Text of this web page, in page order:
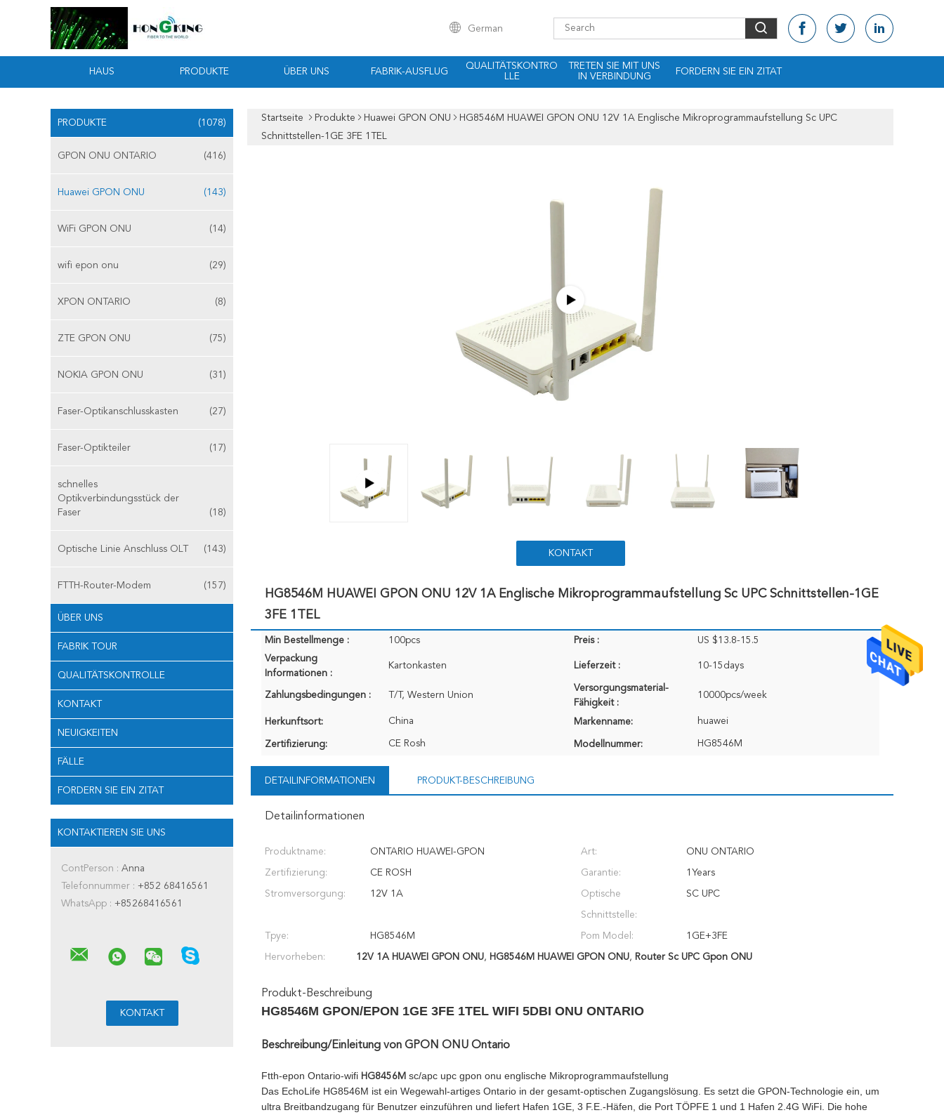
German
HAUS PRODUKTE ÜBER UNS FABRIK-AUSFLUG
QUALITÄTSKONTRO
LLE
TRETEN SIE MIT UNS
IN VERBINDUNG
FORDERN SIE EIN ZITAT
PRODUKTE (1078)
GPON ONU ONTARIO (416)
Huawei GPON ONU (143)
WiFi GPON ONU (14)
wifi epon onu (29)
XPON ONTARIO (8)
ZTE GPON ONU (75)
NOKIA GPON ONU (31)
Faser-Optikanschlusskasten (27)
Faser-Optikteiler (17)
schnelles
Optikverbindungsstück der
Faser
(18)
Optische Linie Anschluss OLT (143)
FTTH-Router-Modem (157)
ÜBER UNS
FABRIK TOUR
QUALITÄTSKONTROLLE
KONTAKT
NEUIGKEITEN
FÄLLE
FORDERN SIE EIN ZITAT
KONTAKTIEREN SIE UNS
ContPerson : Anna
Telefonnummer : +852 68416561
WhatsApp : +85268416561
Startseite Produkte Huawei GPON ONU
HG8546M HUAWEI GPON ONU 12V 1A Englische Mikroprogrammaufstellung Sc UPC
Schnittstellen-1GE 3FE 1TEL
KONTAKT
HG8546M HUAWEI GPON ONU 12V 1A Englische Mikroprogrammaufstellung Sc UPC Schnittstellen-1GE
3FE 1TEL
Min Bestellmenge : 100pcs Preis :
US $13.8-15.5
Verpackung
Informationen :
Kartonkasten Lieferzeit : 10-15days
Zahlungsbedingungen : T/T, Western Union
Versorgungsmaterial-
Fähigkeit :
10000pcs/week
Herkunftsort: China Markenname: huawei
Zertifizierung: CE Rosh Modellnummer: HG8546M
DETAILINFORMATIONEN PRODUKT-BESCHREIBUNG
Detailinformationen
Produktname: ONTARIO HUAWEI-GPON Art: ONU ONTARIO
Zertifizierung: CE ROSH Garantie: 1Years
Stromversorgung: 12V 1A Optische
Schnittstelle:
SC UPC
Tpye: HG8546M Pom Model: 1GE+3FE
Hervorheben: 12V 1A HUAWEI GPON ONU, HG8546M HUAWEI GPON ONU, Router Sc UPC Gpon ONU
Produkt-Beschreibung
HG8546M GPON/EPON 1GE 3FE 1TEL WIFI 5DBI ONU ONTARIO
Beschreibung/Einleitung von GPON ONU Ontario
Ftth-epon Ontario-wifi HG8456M sc/apc upc gpon onu englische Mikroprogrammaufstellung
Das EchoLife HG8546M ist ein Wegewahl-artiges Ontario in der gesamt-optischen Zugangslösung. Es setzt die GPON-Technologie ein, um
ultra Breitbandzugang für Benutzer einzuführen und liefert Hafen 1GE, 3 F.E.-Häfen, die Port TÖPFE 1 und 1 Hafen 2.4G WiFi. Die hohe